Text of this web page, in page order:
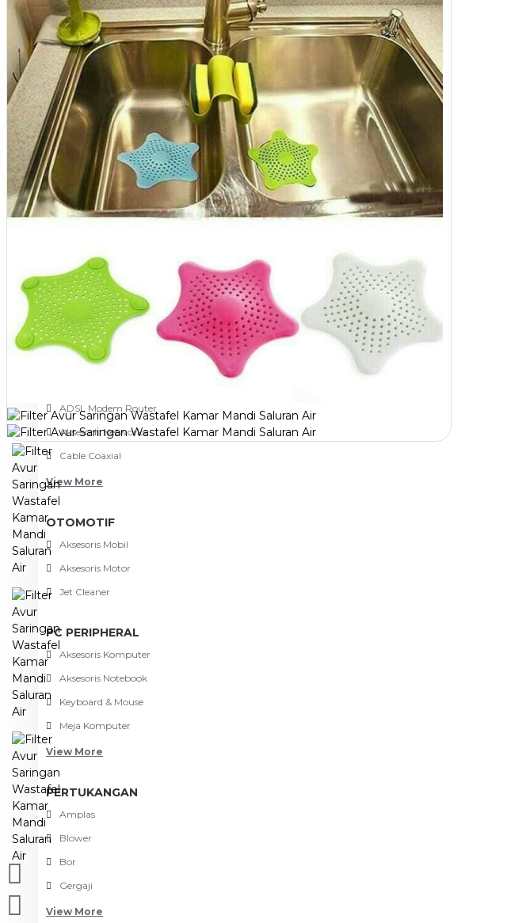
Aksesoris Kamera
Baterai
Construction Camera
Mobile Speaker
View More
KECANTIKAN
Rambut
Tubuh
Wajah
KESEHATAN
Alat Monitor Kesehatan
Kaki
Tubuh
NETWORKING
ADSL Modem Router
Aksesoris Networks
Cable Coaxial
View More
OTOMOTIF
Aksesoris Mobil
Aksesoris Motor
Jet Cleaner
PC PERIPHERAL
Aksesoris Komputer
Aksesoris Notebook
Keyboard & Mouse
Meja Komputer
View More
PERTUKANGAN
Amplas
Blower
Bor
Gergaji
View More